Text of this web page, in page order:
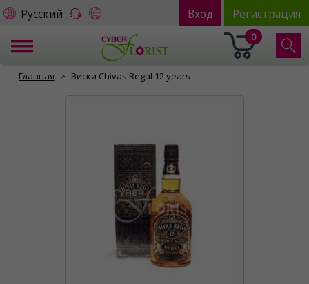
Русский Вход Регистрация
0
Главная Виски Chivas Regal 12 years